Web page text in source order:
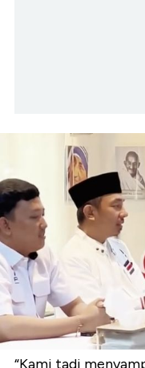
“Kami tadi